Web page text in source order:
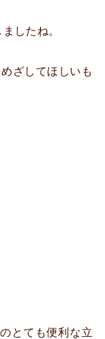
したね。
ざしてほしいも
とても便利な立